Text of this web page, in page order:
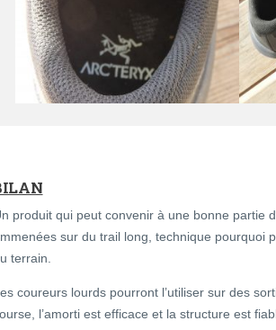
produit qui peut convenir à une bonne partie
sur du trail long, technique pourquoi
terrain.
coureurs lourds pourront l’utiliser sur des
l’amorti est efficace et la structure est